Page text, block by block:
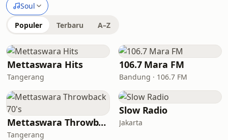
Soul
Populer Terbaru A–Z
Mettaswara Hits
Tangerang
106.7 Mara FM
Bandung · 106.7 FM
Mettaswara Throwback 70's
Tangerang
Slow Radio
Jakarta